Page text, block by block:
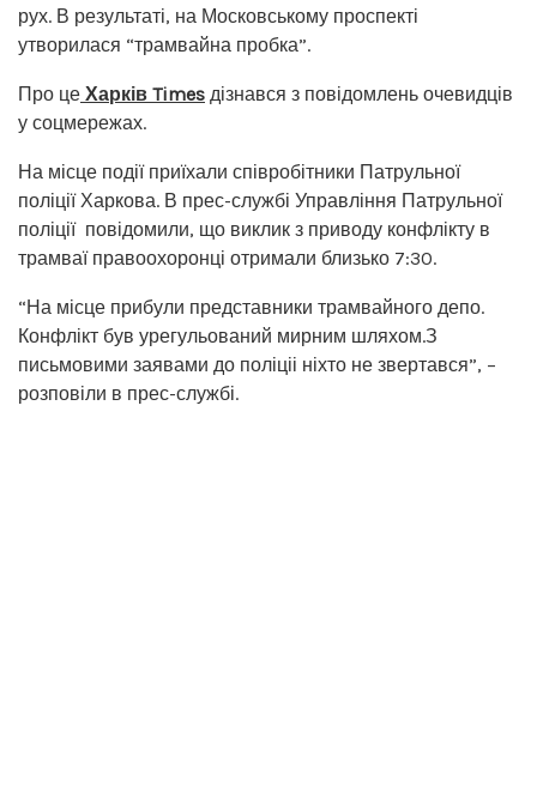
рух. В результаті, на Московському проспекті
утворилася “трамвайна пробка”.
Про це Харків Times дізнався з повідомлень очевидців
у соцмережах.
На місце події приїхали співробітники Патрульної
поліції Харкова. В прес-службі Управління Патрульної
поліції повідомили, що виклик з приводу конфлікту в
трамваї правоохоронці отримали близько 7:30.
“На місце прибули представники трамвайного депо.
Конфлікт був урегульований мирним шляхом.З
письмовими заявами до поліціі ніхто не звертався”, –
розповіли в прес-службі.